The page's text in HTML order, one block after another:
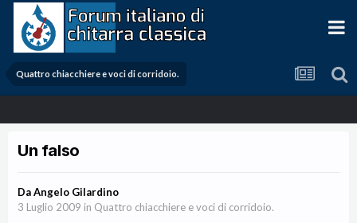
Quattro chiacchiere e voci di corridoio.
Un falso
DaAngelo Gilardino
3 Luglio 2009 in Quattro chiacchiere e voci di corridoio.